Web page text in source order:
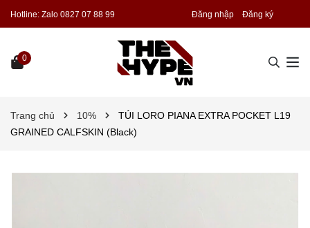
Hotline: Zalo 0827 07 88 99 Đăng nhập Đăng ký
0
Trang chủ 10%
TÚI LORO PIANA EXTRA POCKET L19
GRAINED CALFSKIN (Black)